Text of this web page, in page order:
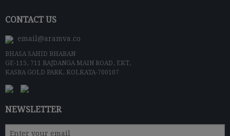
CONTACT US
email@aramva.co
BHASA SAHID BHABAN
GE-115, 711 RAJDANGA MAIN ROAD, EKT,
KASBA GOLD PARK, KOLKATA-700107
NEWSLETTER